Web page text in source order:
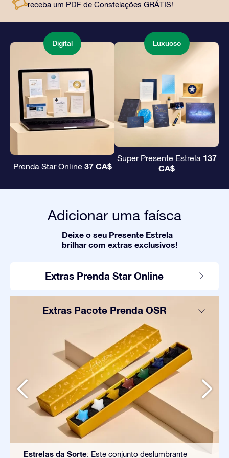
amigos e entes queridos.
receba um PDF de Constelações GRÁTIS!
Digital
Prenda Star Online 37 CA$
Luxuoso
Super Presente Estrela 137
CA$
Adicionar uma faísca
Deixe o seu Presente Estrela
brilhar com extras exclusivos!
Extras Prenda Star Online
Extras Pacote Prenda OSR
Estrelas da Sorte: Este conjunto deslumbrante